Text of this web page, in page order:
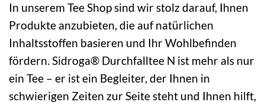
In unserem Tee Shop sind wir stolz darauf, Ihnen
Produkte anzubieten, die auf natürlichen
Inhaltsstoffen basieren und Ihr Wohlbefinden
fördern. Sidroga® Durchfalltee N ist mehr als nur
ein Tee – er ist ein Begleiter, der Ihnen in
schwierigen Zeiten zur Seite steht und Ihnen hilft,